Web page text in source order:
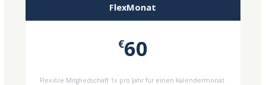
FlexMonat
€60
Flexible Mitgliedschaft 1x pro Jahr für einen Kalendermonat.